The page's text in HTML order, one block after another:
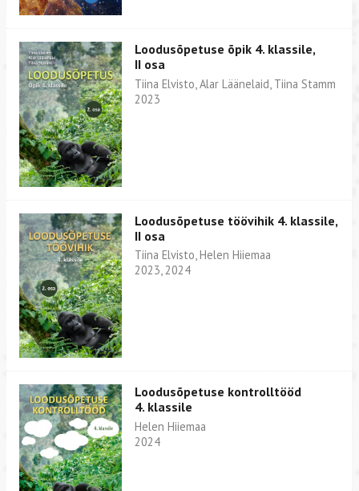
Loodusõpetuse õpik 4. klassile,
II osa
Tiina Elvisto, Alar Läänelaid, Tiina Stamm
2023
Loodusõpetuse töövihik 4. klassile,
II osa
Tiina Elvisto, Helen Hiiemaa
2023, 2024
Loodusõpetuse kontrolltööd
4. klassile
Helen Hiiemaa
2024